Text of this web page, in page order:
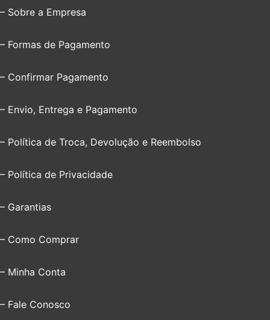
– Sobre a Empresa
– Formas de Pagamento
– Confirmar Pagamento
– Envio, Entrega e Pagamento
– Política de Troca, Devolução e Reembolso
– Política de Privacidade
– Garantias
– Como Comprar
– Minha Conta
– Fale Conosco